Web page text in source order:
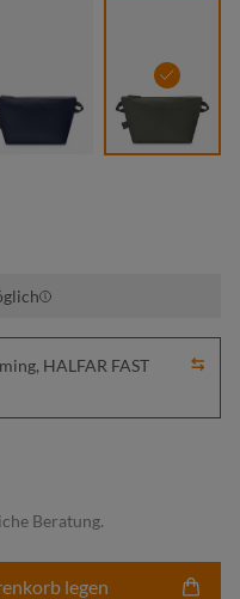
oliv
HALFAR FAST
Beratung.
gewünschten
legen